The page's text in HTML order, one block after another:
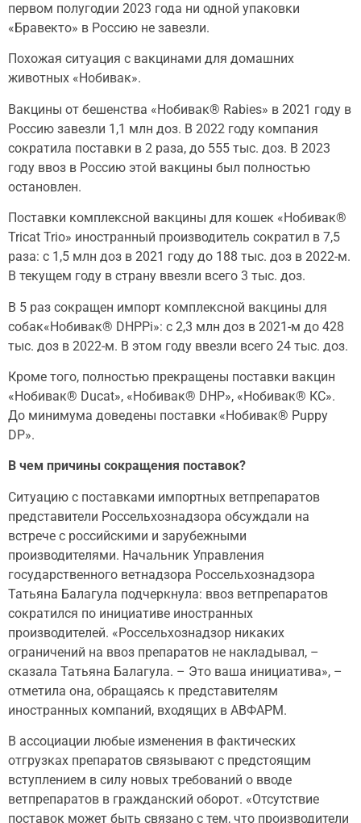
первом полугодии 2023 года ни одной упаковки
«Бравекто» в Россию не завезли.
Похожая ситуация с вакцинами для домашних
животных «Нобивак».
Вакцины от бешенства «Нобивак® Rabies» в 2021 году в
Россию завезли 1,1 млн доз. В 2022 году компания
сократила поставки в 2 раза, до 555 тыс. доз. В 2023
году ввоз в Россию этой вакцины был полностью
остановлен.
Поставки комплексной вакцины для кошек «Нобивак®
Tricat Trio» иностранный производитель сократил в 7,5
раза: с 1,5 млн доз в 2021 году до 188 тыс. доз в 2022-м.
В текущем году в страну ввезли всего 3 тыс. доз.
В 5 раз сокращен импорт комплексной вакцины для
собак«Нобивак® DHPPi»: с 2,3 млн доз в 2021-м до 428
тыс. доз в 2022-м. В этом году ввезли всего 24 тыс. доз.
Кроме того, полностью прекращены поставки вакцин
«Нобивак® Ducat», «Нобивак® DHP», «Нобивак® КС».
До минимума доведены поставки «Нобивак® Puppy
DP».
В чем причины сокращения поставок?
Ситуацию с поставками импортных ветпрепаратов
представители Россельхознадзора обсуждали на
встрече с российскими и зарубежными
производителями. Начальник Управления
государственного ветнадзора Россельхознадзора
Татьяна Балагула подчеркнула: ввоз ветпрепаратов
сократился по инициативе иностранных
производителей. «Россельхознадзор никаких
ограничений на ввоз препаратов не накладывал, –
сказала Татьяна Балагула. – Это ваша инициатива», –
отметила она, обращаясь к представителям
иностранных компаний, входящих в АВФАРМ.
В ассоциации любые изменения в фактических
отгрузках препаратов связывают с предстоящим
вступлением в силу новых требований о вводе
ветпрепаратов в гражданский оборот. «Отсутствие
поставок может быть связано с тем, что производители